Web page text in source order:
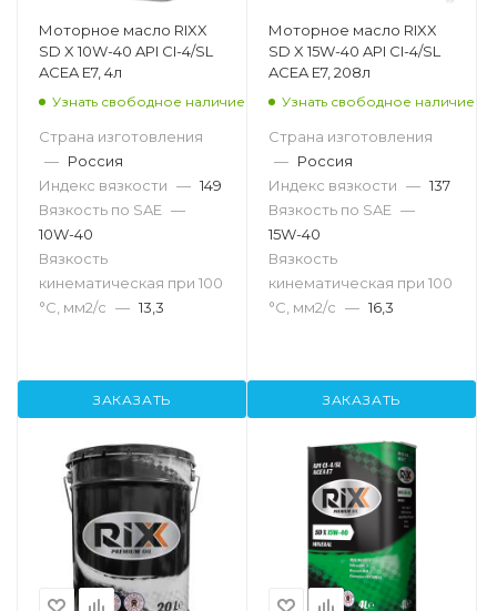
Моторное масло RIXX
SD X 10W-40 API CI-4/SL
ACEA E7, 4л
Узнать свободное наличие
Страна изготовления
— Россия
Индекс вязкости — 149
Вязкость по SAE —
10W-40
Вязкость
кинематическая при 100
°С, мм2/с — 13,3
ЗАКАЗАТЬ
Моторное масло RIXX
SD X 15W-40 API CI-4/SL
ACEA E7, 208л
Узнать свободное наличие
Страна изготовления
— Россия
Индекс вязкости — 137
Вязкость по SAE —
15W-40
Вязкость
кинематическая при 100
°С, мм2/с — 16,3
ЗАКАЗАТЬ